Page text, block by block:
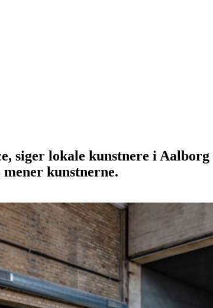
siger lokale kunstnere i
kunstnerne.